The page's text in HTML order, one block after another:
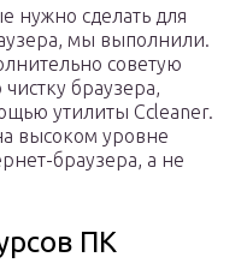
нужно сделать для
мы выполнили.
советую
браузера,
утилиты Ccleaner.
высоком уровне
браузера, а не
ПК